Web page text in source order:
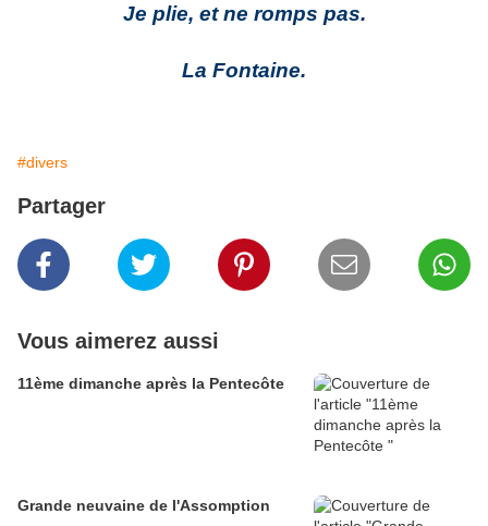
Je plie, et ne romps pas.
La Fontaine.
#divers
Partager
Vous aimerez aussi
11ème dimanche après la Pentecôte
Grande neuvaine de l'Assomption